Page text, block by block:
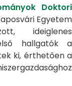
Doktori
Egyetem
ideiglenes
hallgatók a
ki, érthetően a